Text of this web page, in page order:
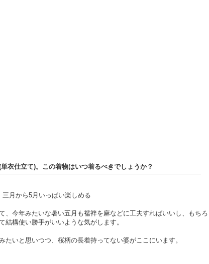
衣仕立て)。この着物はいつ着るべきでしょうか？
月から5月いっぱい楽しめる
、今年みたいな暑い五月も襦袢を麻などに工夫すればいいし、もちろ
構使い勝手がいいような気がします。
いと思いつつ、桜柄の長着持ってない婆がここにいます。